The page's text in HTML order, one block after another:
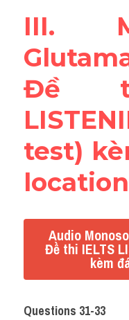
III.
Đề
test)
location
Audio
Đề thi IELTS
kèm
Questions 31-33